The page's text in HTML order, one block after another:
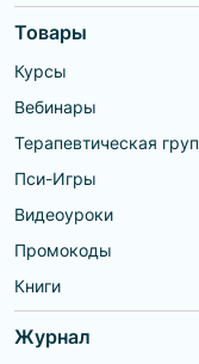
Товары
Курсы
Вебинары
Терапевтическая
Пси-Игры
Видеоуроки
Промокоды
Книги
Журнал